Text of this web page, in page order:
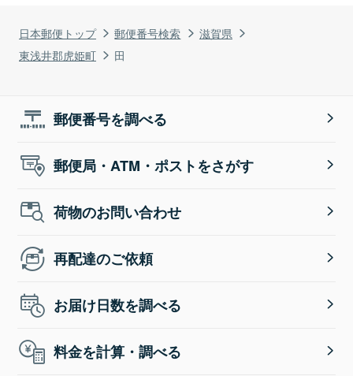
日本郵便トップ 郵便番号検索
滋賀県
東浅井郡虎姫町
田
郵便番号を調べる
郵便局・ATM・ポストをさがす
荷物のお問い合わせ
再配達のご依頼
お届け日数を調べる
料金を計算・調べる